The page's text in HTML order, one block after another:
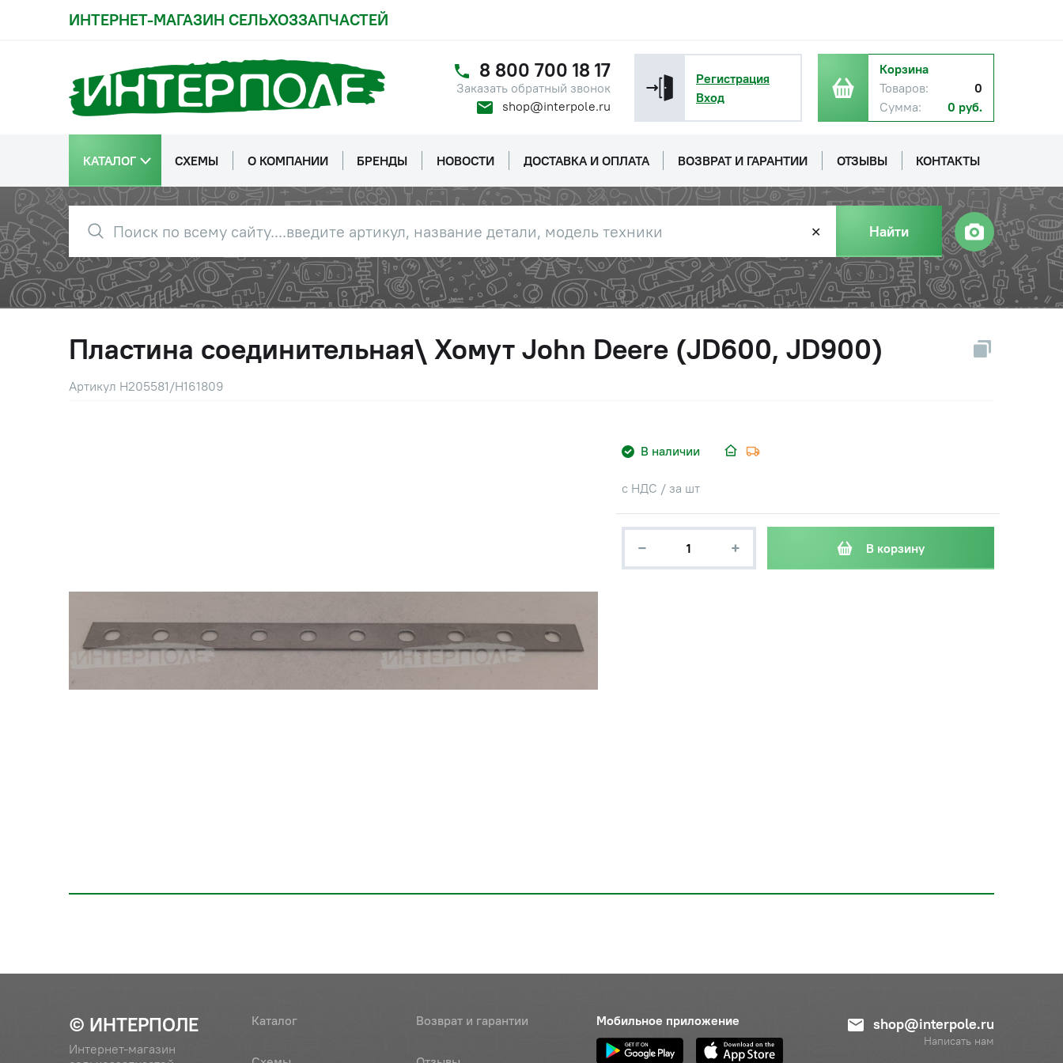
ИНТЕРНЕТ-МАГАЗИН СЕЛЬХОЗЗАПЧАСТЕЙ
8 800 700 18 17
Заказать обратный звонок
shop@interpole.ru
Регистрация
Вход
Корзина
Товаров:
0
Сумма:
0 руб.
КАТАЛОГ СХЕМЫ О КОМПАНИИ БРЕНДЫ НОВОСТИ ДОСТАВКА И ОПЛАТА ВОЗВРАТ И ГАРАНТИИ ОТЗЫВЫ КОНТАКТЫ
✕ Найти
Пластина соединительная\ Хомут John Deere (JD600, JD900)
Артикул H205581/H161809
В наличии
с НДС / за шт
− + В корзину
© ИНТЕРПОЛЕ
Интернет-магазин
Каталог Возврат и гарантии Мобильное приложение shop@interpole.ru
Написать нам